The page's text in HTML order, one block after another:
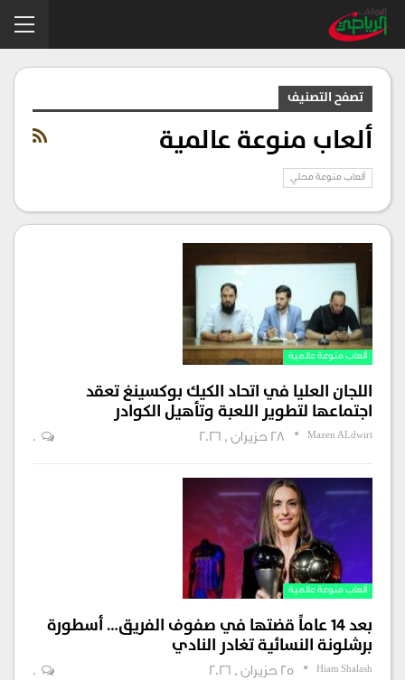
تصفح التصنيف
ألعاب منوعة عالمية
ألعاب منوعة محلي
ألعاب منوعة عالمية
اللجان العليا في اتحاد الكيك بوكسينغ تعقد
اجتماعها لتطوير اللعبة وتأهيل الكوادر
Mazen ALdwiri 28 حزيران , 2026 0
ألعاب منوعة عالمية
بعد 14 عاماً قضتها في صفوف الفريق… أسطورة
برشلونة النسائية تغادر النادي
Hiam Shalash 25 حزيران , 2026 0